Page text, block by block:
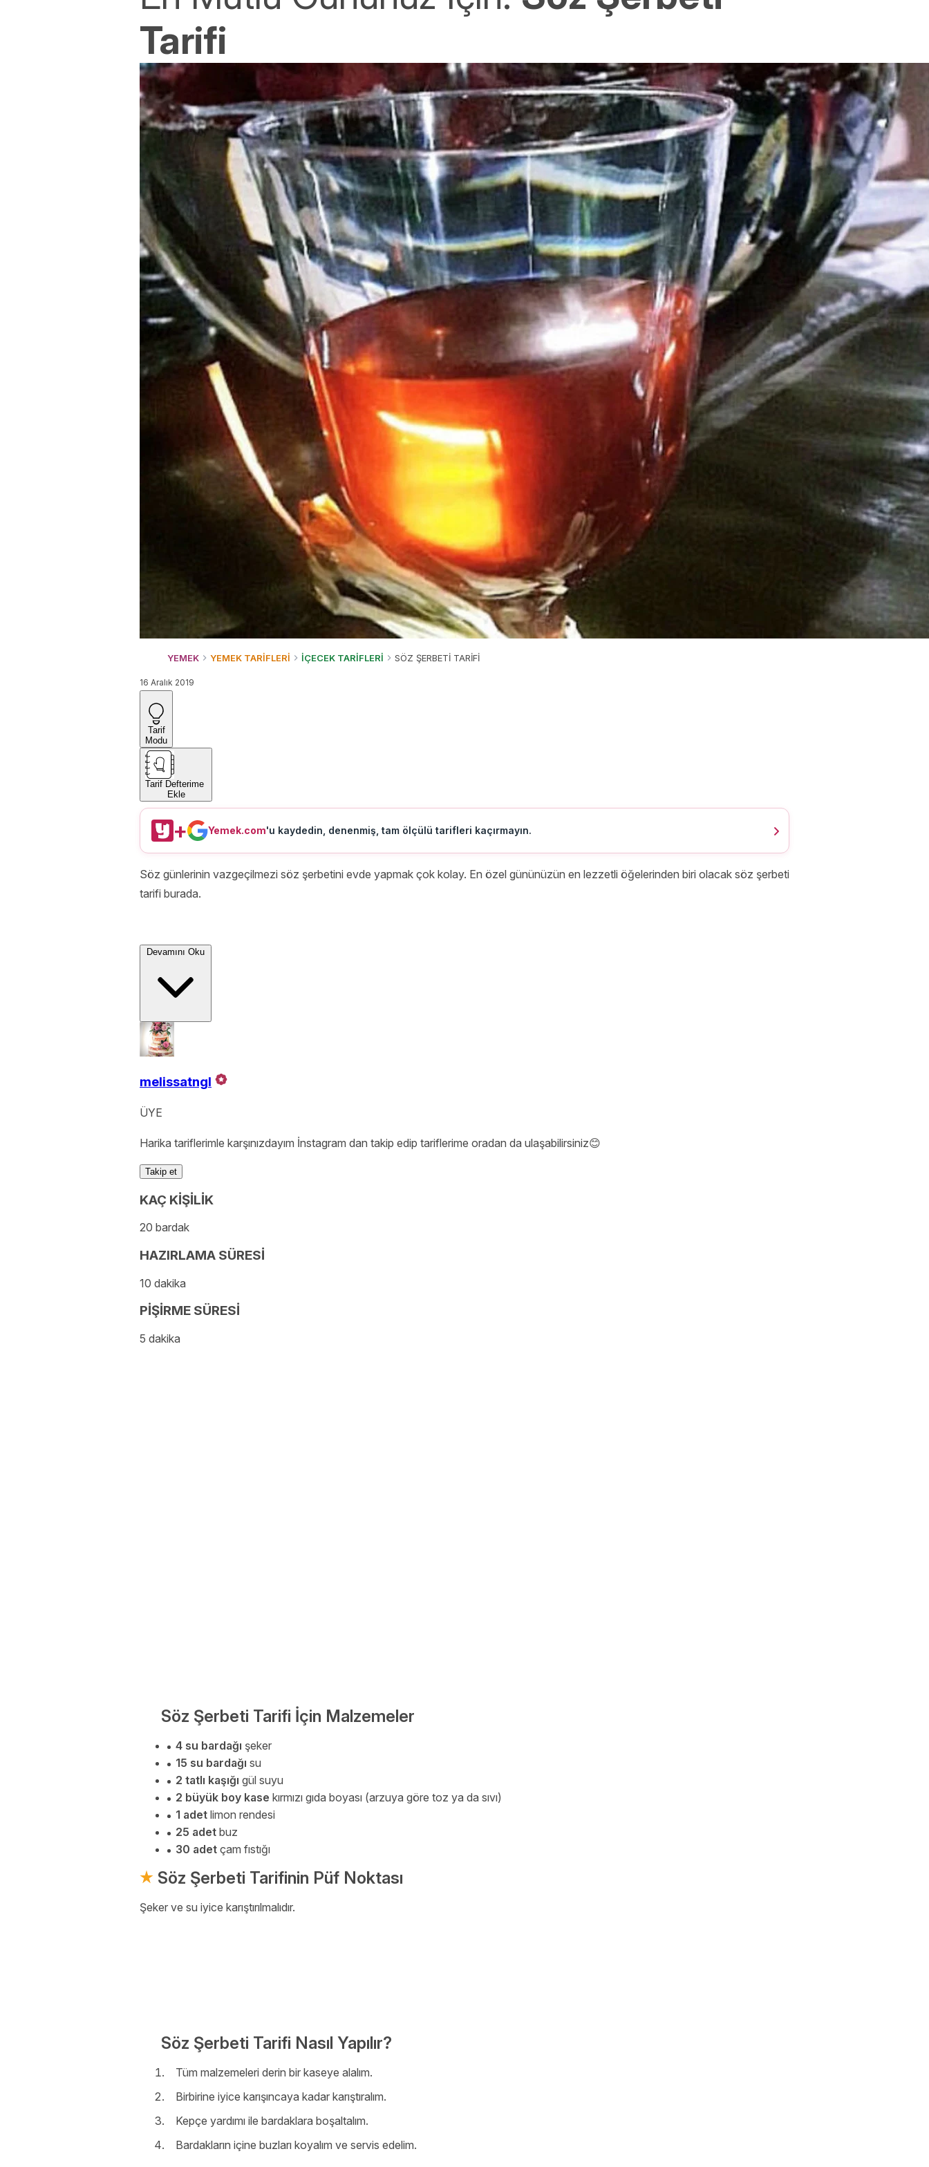
Tarifi
YEMEK YEMEK TARİFLERİ İÇECEK TARİFLERİ SÖZ ŞERBETİ TARİFİ
16 Aralık 2019
Tarif
Modu
Tarif Defterime
Ekle
+ Yemek.com'u kaydedin, denenmiş, tam ölçülü tarifleri kaçırmayın.
Söz günlerinin vazgeçilmezi söz şerbetini evde yapmak çok kolay. En özel gününüzün en lezzetli öğelerinden biri olacak söz şerbeti
tarifi burada.
Devamını Oku
melissatngl
ÜYE
Harika tariflerimle karşınızdayım İnstagram dan takip edip tariflerime oradan da ulaşabilirsiniz😊
Takip et
KAÇ KİŞİLİK
20 bardak
HAZIRLAMA SÜRESİ
10 dakika
PİŞİRME SÜRESİ
5 dakika
Söz Şerbeti Tarifi İçin Malzemeler
4 su bardağı şeker
15 su bardağı su
2 tatlı kaşığı gül suyu
2 büyük boy kase kırmızı gıda boyası (arzuya göre toz ya da sıvı)
1 adet limon rendesi
25 adet buz
30 adet çam fıstığı
Söz Şerbeti Tarifinin Püf Noktası
Şeker ve su iyice karıştırılmalıdır.
Söz Şerbeti Tarifi Nasıl Yapılır?
Tüm malzemeleri derin bir kaseye alalım.
Birbirine iyice karışıncaya kadar karıştıralım.
Kepçe yardımı ile bardaklara boşaltalım.
Bardakların içine buzları koyalım ve servis edelim.